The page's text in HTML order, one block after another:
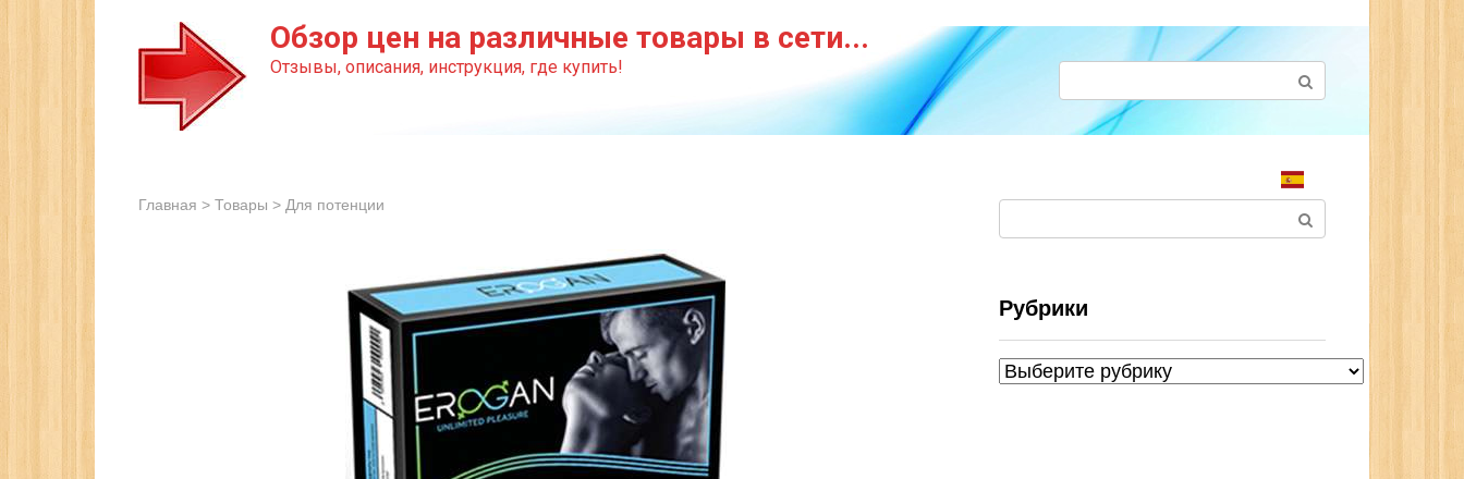
Обзор цен на различные товары в сети...
Отзывы, описания, инструкция, где купить!
Главная > Товары > Для потенции
Рубрики
Рубрики